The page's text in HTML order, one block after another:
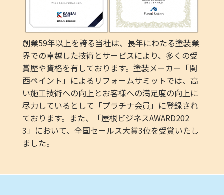
創業59年以上を誇る当社は、長年にわたる塗装業
界での卓越した技術とサービスにより、多くの受
賞歴や資格を有しております。塗装メーカー「関
西ペイント」によるリフォームサミットでは、高
い施工技術への向上とお客様への満足度の向上に
尽力しているとして「プラチナ会員」に登録され
ております。また、「屋根ビジネスAWARD202
3」において、全国セールス大賞3位を受賞いたし
ました。